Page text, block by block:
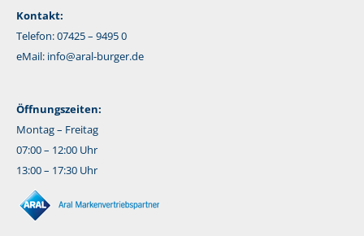
Kontakt:
Telefon: 07425 – 9495 0
eMail: info@aral-burger.de
Öffnungszeiten:
Montag – Freitag
07:00 – 12:00 Uhr
13:00 – 17:30 Uhr